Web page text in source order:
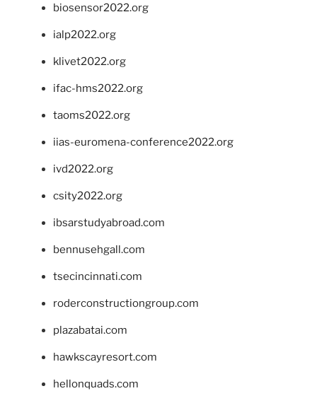
biosensor2022.org
ialp2022.org
klivet2022.org
ifac-hms2022.org
taoms2022.org
iias-euromena-conference2022.org
ivd2022.org
csity2022.org
ibsarstudyabroad.com
bennusehgall.com
tsecincinnati.com
roderconstructiongroup.com
plazabatai.com
hawkscayresort.com
hellonquads.com